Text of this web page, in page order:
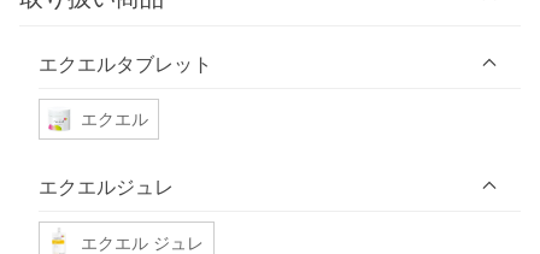
エクエルタブレット
エクエル
エクエルジュレ
エクエル ジュレ